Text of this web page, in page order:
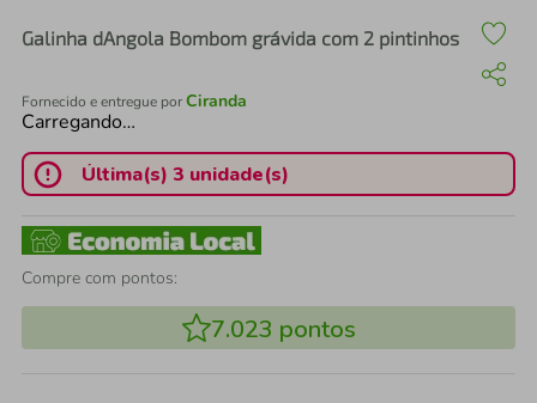
Galinha dAngola Bombom grávida com 2 pintinhos
Fornecido e entregue porCiranda
Carregando…
Última(s) 3 unidade(s)
Compre com pontos:
7.023 pontos